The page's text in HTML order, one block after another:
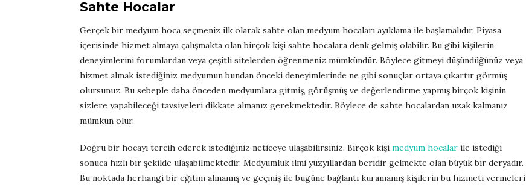
Sahte Hocalar
Gerçek bir medyum hoca seçmeniz ilk olarak sahte olan medyum hocaları ayıklama ile başlamalıdır. Piyasa
içerisinde hizmet almaya çalışmakta olan birçok kişi sahte hocalara denk gelmiş olabilir. Bu gibi kişilerin
deneyimlerini forumlardan veya çeşitli sitelerden öğrenmeniz mümkündür. Böylece gitmeyi düşündüğünüz veya
hizmet almak istediğiniz medyumun bundan önceki deneyimlerinde ne gibi sonuçlar ortaya çıkartır görmüş
olursunuz. Bu sebeple daha önceden medyumlara gitmiş, görüşmüş ve değerlendirme yapmış birçok kişinin
sizlere yapabileceği tavsiyeleri dikkate almanız gerekmektedir. Böylece de sahte hocalardan uzak kalmanız
mümkün olur.
Doğru bir hocayı tercih ederek istediğiniz neticeye ulaşabilirsiniz. Birçok kişi medyum hocalar ile istediği
sonuca hızlı bir şekilde ulaşabilmektedir. Medyumluk ilmi yüzyıllardan beridir gelmekte olan büyük bir deryadır.
Bu noktada herhangi bir eğitim almamış ve geçmiş ile bugüne bağlantı kuramamış kişilerin bu hizmeti vermeleri